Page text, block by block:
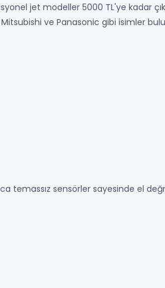
jet modeller 5000 TL'ye kadar
Mitsubishi ve Panasonic gibi isimler
temassız sensörler sayesinde el